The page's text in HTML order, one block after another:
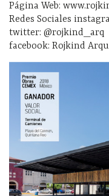
Página Web:
Redes Sociales
twitter: @rojkind_arq
facebook: Rojkind